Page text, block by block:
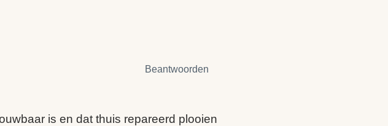
is en dat thuis repareerd plooien
Beantwoorden